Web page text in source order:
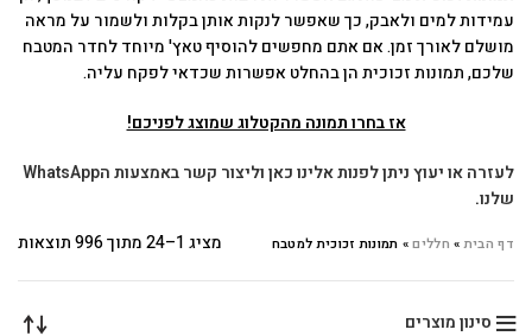
עמידות למים ולאבק, כך שאפשר לנקות אותן בקלות ולשמור על מראה
מושלם לאורך זמן. אם אתם מחפשים להוסיף טאץ' מיוחד לחדר המטבח
שלכם, תמונות זכוכית הן בהחלט אפשרות שכדאי לפקח עליה.
אז בחרו תמונה מהקטלוג שמוצג לפניכם!
לעזרה או יעוץ ניתן לפנות אלינו כאן וליצור קשר באמצעות הWhatsApp
שלנו.
דף הבית» חללים» תמונות זכוכית למטבח מציג 1–24 מתוך 996 תוצאות
סינון מוצרים